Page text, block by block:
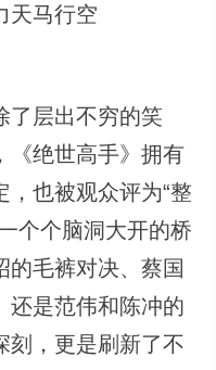
马行空
层出不穷的笑
《绝世高手》拥有
也被观众评为“整
个个脑洞大开的桥
的毛裤对决、蔡国
还是范伟和陈冲的
刻，更是刷新了不